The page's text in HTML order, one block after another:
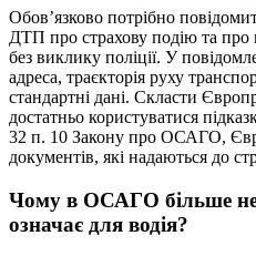
Обов’язково потрібно
ДТП про страхову подію та про
без виклику поліції. У
адреса, траєкторія руху
стандартні дані. Скласти
достатньо користуватися
32 п. 10 Закону про ОСАГО,
документів, які надаються до
Чому в ОСАГО більше
означає для водія?